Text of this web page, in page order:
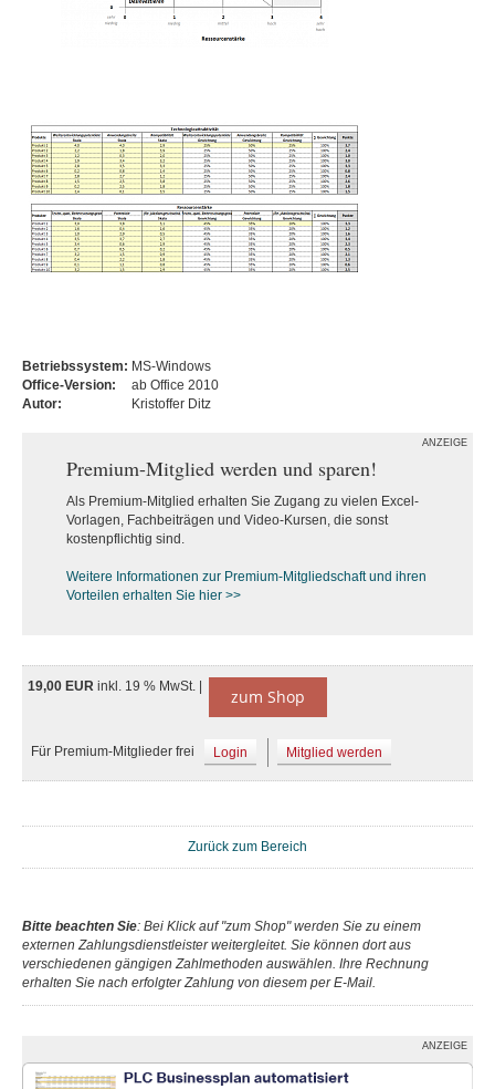
Betriebssystem: MS-Windows
Office-Version:
ab Office 2010
Autor:
Kristoffer Ditz
ANZEIGE
Premium-Mitglied werden und sparen!
Als Premium-Mitglied erhalten Sie Zugang zu vielen Excel-
Vorlagen, Fachbeiträgen und Video-Kursen, die sonst
kostenpflichtig sind.
Weitere Informationen zur Premium-Mitgliedschaft und ihren
Vorteilen erhalten Sie hier >>
19,00 EUR inkl. 19 % MwSt. | zum Shop
Für Premium-Mitglieder frei Login Mitglied werden
Zurück zum Bereich
Bitte beachten Sie: Bei Klick auf "zum Shop" werden Sie zu einem
externen Zahlungsdienstleister weitergleitet. Sie können dort aus
verschiedenen gängigen Zahlmethoden auswählen. Ihre Rechnung
erhalten Sie nach erfolgter Zahlung von diesem per E-Mail.
ANZEIGE